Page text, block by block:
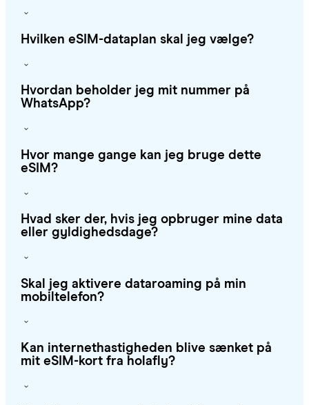
Hvilken eSIM-dataplan skal jeg vælge?
Hvordan beholder jeg mit nummer på
WhatsApp?
Hvor mange gange kan jeg bruge dette
eSIM?
Hvad sker der, hvis jeg opbruger mine data
eller gyldighedsdage?
Skal jeg aktivere dataroaming på min
mobiltelefon?
Kan internethastigheden blive sænket på
mit eSIM-kort fra holafly?